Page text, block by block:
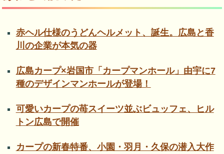
赤ヘル仕様のうどんヘルメット、誕生。広島と香
川の企業が本気の器
広島カープ×岩国市「カープマンホール」由宇に7
種のデザインマンホールが登場！
可愛いカープの苺スイーツ並ぶビュッフェ、ヒル
トン広島で開催
カープの新春特番、小園・羽月・久保の潜入大作